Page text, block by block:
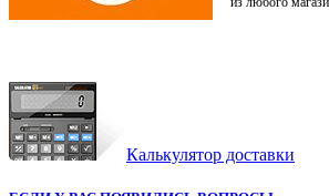
Калькулятор доставки